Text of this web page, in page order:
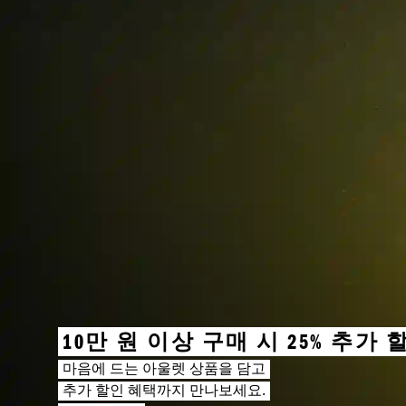
10만 원 이상 구매 시 25% 추가
마음에 드는 아울렛 상품을 담고
추가 할인 혜택까지 만나보세요.